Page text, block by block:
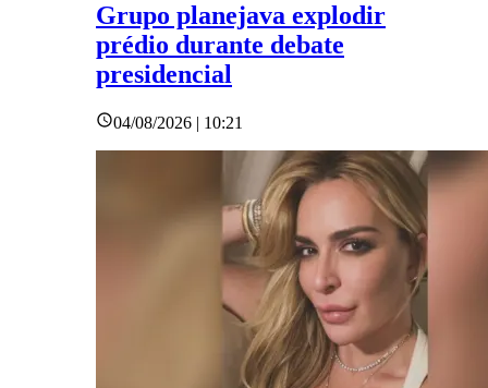
Grupo planejava explodir
prédio durante debate
presidencial
04/08/2026 | 10:21